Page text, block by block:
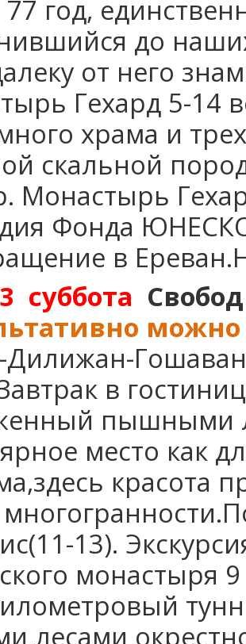
в Армении -
в Армении -
год,
до
от него
Гехард 5-14
храма и
скальной
Mонастырь
Фонда
в
суббота
можно
Дилижан-
в
пышными
место как
красота
13).
монастыря
лесами